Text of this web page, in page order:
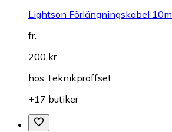
Lightson Förlängningskabel 10m
fr.
200 kr
hos Teknikproffset
+17 butiker